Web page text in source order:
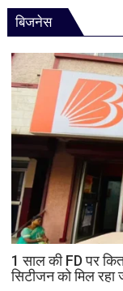
बिजनेस
1 साल की FD पर
सिटीजन को मिल रहा